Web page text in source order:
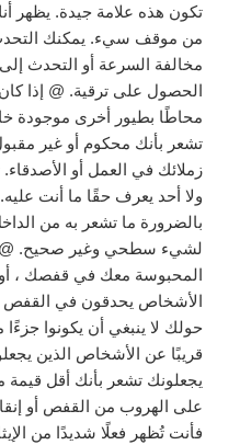
تكون هذه علامة جيدة. يظهر
من موقف سيء. يمكنك
مخالفة السرعة أو التحدث
الحصول على ترقية. @ إذا
محاطًا بطيور أخرى موجودة
تشعر بأنك محكوم أو غير
زملائك في العمل أو
ولا أحد يعرف حقًا ما أنت
بالضرورة ما تشعر به من
لشيء سطحي وغير صحيح. @
المحبوسة معك في قفصك ، أو
الأشخاص يحدقون في
حولك لا ينبغي أن يكونوا
قريبًا عن الأشخاص الذين
يجعلونك تشعر بأنك أقل قيمة
على الهروب من القفص أو
فأنت تُظهر فعلًا شديدًا من